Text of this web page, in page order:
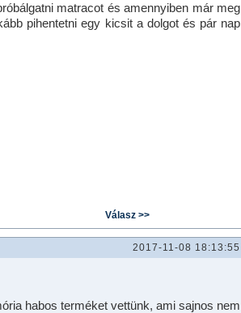
matracot és amennyiben már meg
pihentetni egy kicsit a dolgot és pár nap
2017-11-08 18:13:55
habos terméket vettünk, ami sajnos nem